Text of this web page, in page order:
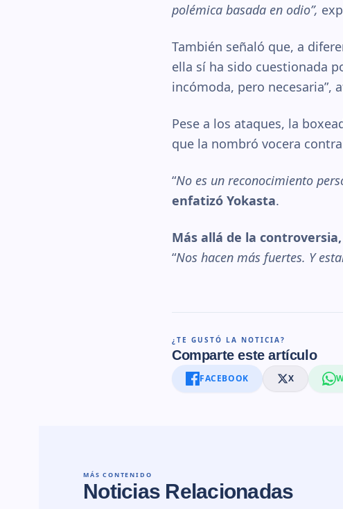
polémica basada en odio”,
También señaló que, a
ella sí ha sido cuestionada
incómoda, pero necesaria”,
Pese a los ataques, la
que la nombró vocera
“No es un reconocimiento
enfatizó Yokasta.
Más allá de la
“Nos hacen más fuertes. Y
¿TE GUSTÓ LA NOTICIA?
Comparte este artículo
FACEBOOK X
MÁS CONTENIDO
Noticias Relacionadas